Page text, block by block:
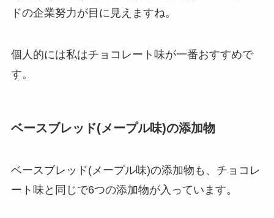
ドの企業努力が目に見えますね。
個人的には私はチョコレート味が一番おすすめで
す。
ベースブレッド(メープル味)の添加物
ベースブレッド(メープル味)の添加物も、チョコレ
ート味と同じで6つの添加物が入っています。